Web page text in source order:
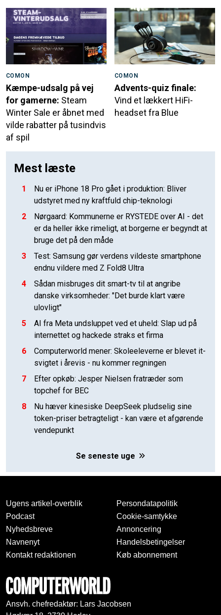
COMON
Kæmpe-udsalg på vej
for gamerne: Steam
Winter Sale er åbnet med
vilde rabatter på tusindvis
af spil
COMON
Advents-quiz finale:
Vind et lækkert HiFi-
headset fra Blue
Mest læste
1
Nu er iPhone 18 Pro gået i produktion: Bliver
udstyret med ny kraftfuld chip-teknologi
2
Nørgaard: Kommunerne er RYSTEDE over AI - det
er da heller ikke rimeligt, at borgerne er begyndt at
bruge det på den måde
3
Test: Samsung gør verdens vildeste smartphone
endnu vildere med Z Fold8 Ultra
4
Sådan misbruges dit smart-tv til at angribe
danske virksomheder: "Det burde klart være
ulovligt"
5
AI fra Meta undsluppet ved et uheld: Slap ud på
internettet og hackede straks et firma
6
Computerworld mener: Skoleeleverne er blevet it-
svigtet i årevis - nu kommer regningen
7
Efter opkøb: Jesper Nielsen fratræder som
topchef for BEC
8
Nu hæver kinesiske DeepSeek pludselig sine
token-priser betragteligt - kan være et afgørende
vendepunkt
Se seneste uge
Ugens artikel-overblik
Podcast
Nyhedsbreve
Navnenyt
Kontakt redaktionen
Persondatapolitik
Cookie-samtykke
Annoncering
Handelsbetingelser
Køb abonnement
Ansvh. chefredaktør: Lars Jacobsen